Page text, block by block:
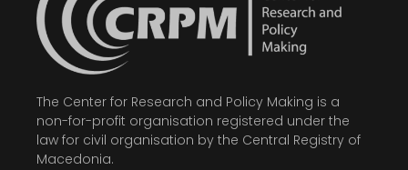
The Center for Research and Policy Making is a
non-for-profit organisation registered under the
law for civil organisation by the Central Registry of
Macedonia.